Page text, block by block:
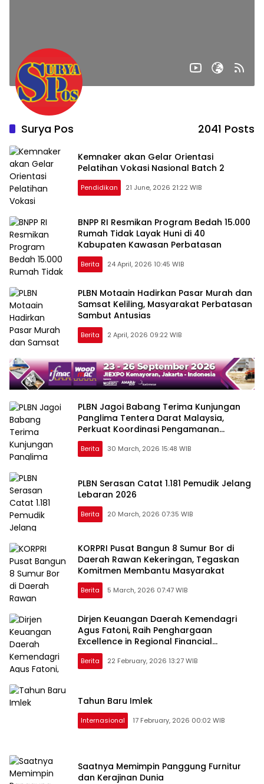
Surya Pos 2041 Posts
Kemnaker akan Gelar Orientasi
Pelatihan Vokasi Nasional Batch 2
Pendidikan 21 June, 2026 21:22 WIB
BNPP RI Resmikan Program Bedah 15.000
Rumah Tidak Layak Huni di 40
Kabupaten Kawasan Perbatasan
Berita 24 April, 2026 10:45 WIB
PLBN Motaain Hadirkan Pasar Murah dan
Samsat Keliling, Masyarakat Perbatasan
Sambut Antusias
Berita 2 April, 2026 09:22 WIB
PLBN Jagoi Babang Terima Kunjungan
Panglima Tentera Darat Malaysia,
Perkuat Koordinasi Pengamanan
Perbatasan
Berita 30 March, 2026 15:48 WIB
PLBN Serasan Catat 1.181 Pemudik Jelang
Lebaran 2026
Berita 20 March, 2026 07:35 WIB
KORPRI Pusat Bangun 8 Sumur Bor di
Daerah Rawan Kekeringan, Tegaskan
Komitmen Membantu Masyarakat
Berita 5 March, 2026 07:47 WIB
Dirjen Keuangan Daerah Kemendagri
Agus Fatoni, Raih Penghargaan
Excellence in Regional Financial
Governance 2026
Berita 22 February, 2026 13:27 WIB
Tahun Baru Imlek
Internasional 17 February, 2026 00:02 WIB
Saatnya Memimpin Panggung Furnitur
dan Kerajinan Dunia